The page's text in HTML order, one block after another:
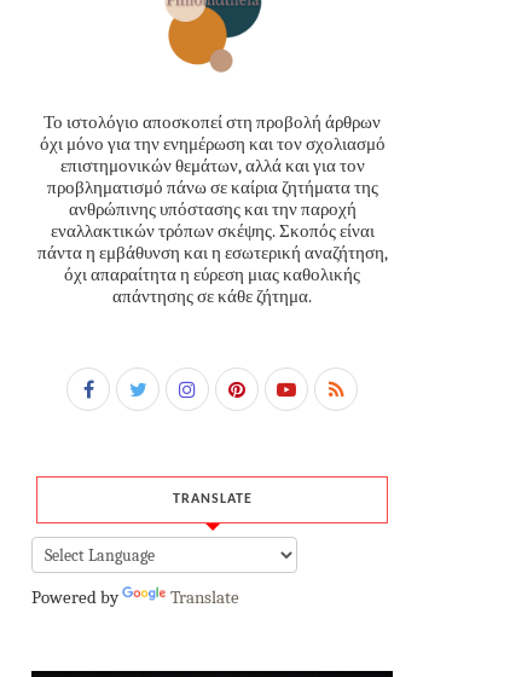
Το ιστολόγιο αποσκοπεί στη προβολή άρθρων
όχι μόνο για την ενημέρωση και τον σχολιασμό
επιστημονικών θεμάτων, αλλά και για τον
προβληματισμό πάνω σε καίρια ζητήματα της
ανθρώπινης υπόστασης και την παροχή
εναλλακτικών τρόπων σκέψης. Σκοπός είναι
πάντα η εμβάθυνση και η εσωτερική αναζήτηση,
όχι απαραίτητα η εύρεση μιας καθολικής
απάντησης σε κάθε ζήτημα.
TRANSLATE
Powered by Translate